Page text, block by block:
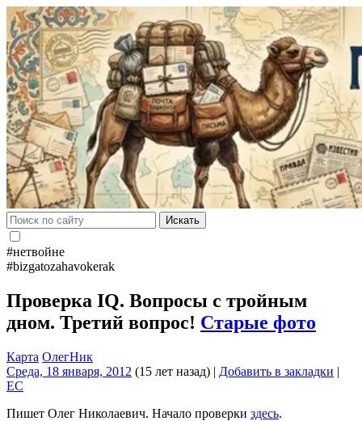
Искать
#нетвойне
#bizgatozahavokerak
Проверка IQ. Вопросы с тройным
дном. Третий вопрос! Старые фото
Карта ОлегНик
Среда, 18 января, 2012 (15 лет назад) | Добавить в закладки |
EC
Пишет Олег Николаевич. Начало проверки здесь.